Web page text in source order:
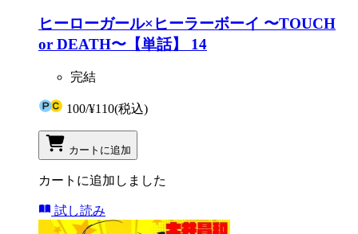
ヒーローガール×ヒーラーボーイ 〜TOUCH
or DEATH〜【単話】 14
完結
100/¥110(税込)
カートに追加
カートに追加しました
試し読み